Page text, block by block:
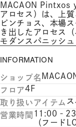
MACAON Pintxos
アロセス）は、上
ピンチョス、本場
き出したアロセス
モダンスパニッシュ
INFORMATION
ショップ名
フロア4F
取り扱いアイテム
営業時間
（フード